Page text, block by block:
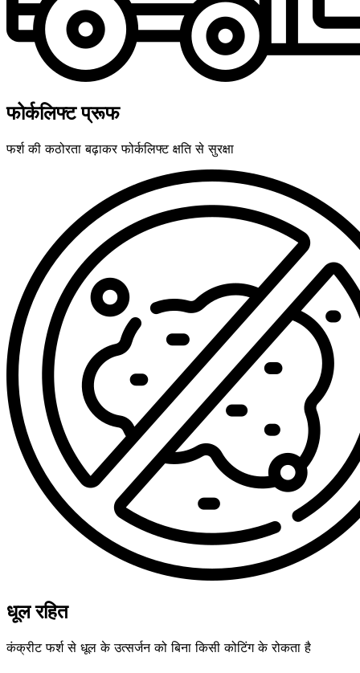
फोर्कलिफ्ट प्रूफ
फर्श की कठोरता बढ़ाकर फोर्कलिफ्ट क्षति से सुरक्षा
धूल रहित
कंक्रीट फर्श से धूल के उत्सर्जन को बिना किसी कोटिंग के रोकता है